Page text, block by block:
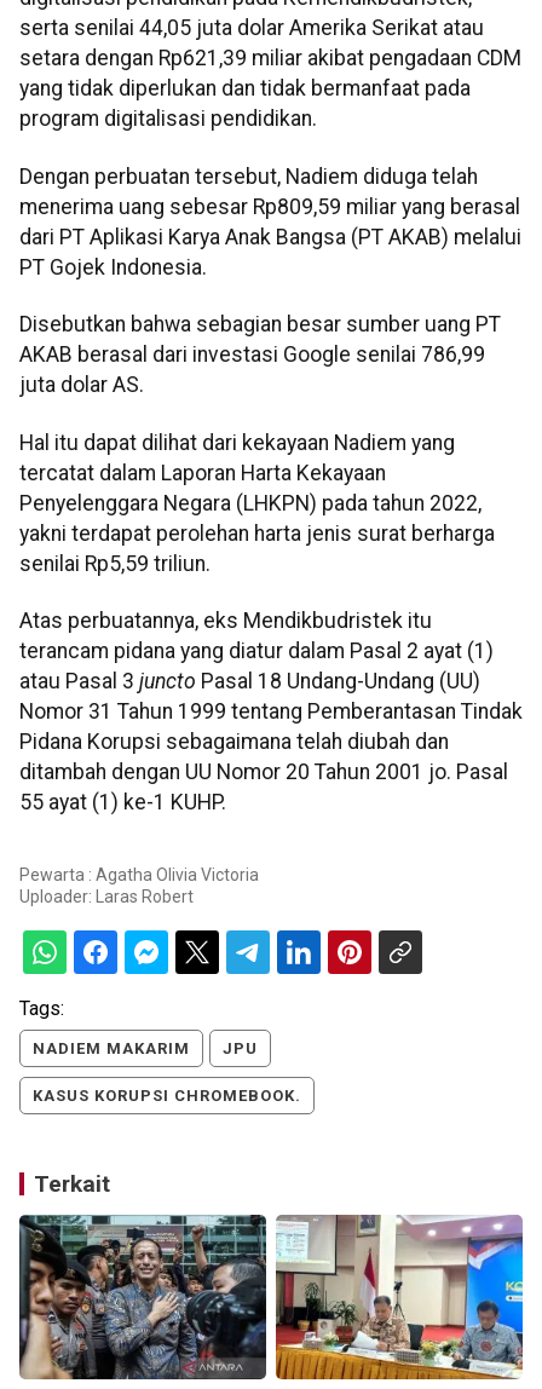
serta senilai 44,05 juta dolar Amerika Serikat atau
setara dengan Rp621,39 miliar akibat pengadaan CDM
yang tidak diperlukan dan tidak bermanfaat pada
program digitalisasi pendidikan.
Dengan perbuatan tersebut, Nadiem diduga telah
menerima uang sebesar Rp809,59 miliar yang berasal
dari PT Aplikasi Karya Anak Bangsa (PT AKAB) melalui
PT Gojek Indonesia.
Disebutkan bahwa sebagian besar sumber uang PT
AKAB berasal dari investasi Google senilai 786,99
juta dolar AS.
Hal itu dapat dilihat dari kekayaan Nadiem yang
tercatat dalam Laporan Harta Kekayaan
Penyelenggara Negara (LHKPN) pada tahun 2022,
yakni terdapat perolehan harta jenis surat berharga
senilai Rp5,59 triliun.
Atas perbuatannya, eks Mendikbudristek itu
terancam pidana yang diatur dalam Pasal 2 ayat (1)
atau Pasal 3 juncto Pasal 18 Undang-Undang (UU)
Nomor 31 Tahun 1999 tentang Pemberantasan Tindak
Pidana Korupsi sebagaimana telah diubah dan
ditambah dengan UU Nomor 20 Tahun 2001 jo. Pasal
55 ayat (1) ke-1 KUHP.
Pewarta : Agatha Olivia Victoria
Uploader: Laras Robert
Tags:
NADIEM MAKARIM JPU
KASUS KORUPSI CHROMEBOOK.
Terkait